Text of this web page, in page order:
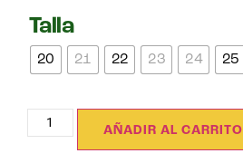
Talla
20 21 22 23 24 25
AÑADIR AL CARRITO